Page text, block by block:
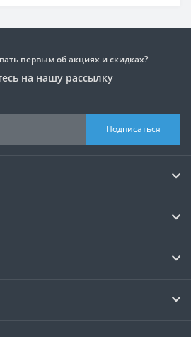
первым об акциях и скидках?
на нашу рассылку
Подписаться